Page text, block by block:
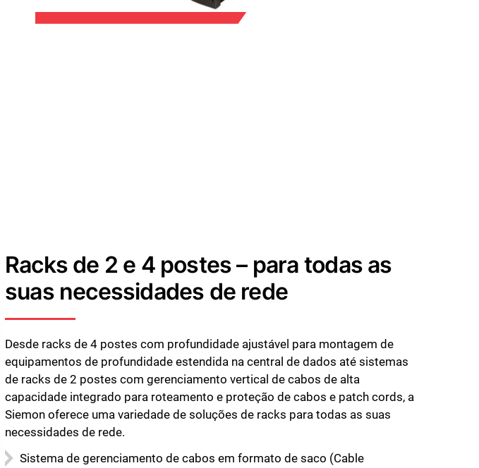
Racks de 2 e 4 postes – para todas as
suas necessidades de rede
Desde racks de 4 postes com profundidade ajustável para montagem de
equipamentos de profundidade estendida na central de dados até sistemas
de racks de 2 postes com gerenciamento vertical de cabos de alta
capacidade integrado para roteamento e proteção de cabos e patch cords, a
Siemon oferece uma variedade de soluções de racks para todas as suas
necessidades de rede.
Sistema de gerenciamento de cabos em formato de saco (Cable
Fechar